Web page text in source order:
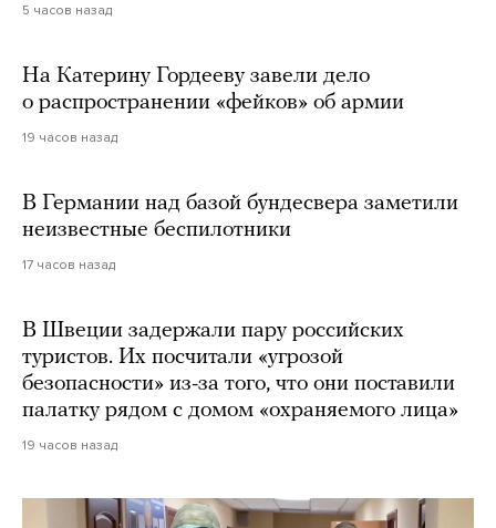
5 часов назад
На Катерину Гордееву завели дело
о распространении «фейков» об армии
19 часов назад
В Германии над базой бундесвера заметили
неизвестные беспилотники
17 часов назад
В Швеции задержали пару российских
туристов. Их посчитали «угрозой
безопасности» из-за того, что они поставили
палатку рядом с домом «охраняемого лица»
19 часов назад